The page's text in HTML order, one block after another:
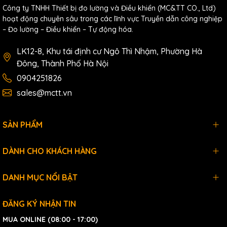
Built-in Web Server
Real Time
Công ty TNHH Thiết bị đo lường và Điều khiển (MC&TT CO., Ltd)
hoạt động chuyên sâu trong các lĩnh vực Truyền dẫn công nghiệp
– Đo lường – Điều khiển – Tự động hóa.
LK12-8, Khu tái định cư Ngô Thì Nhậm, Phường Hà
Đông, Thành Phố Hà Nội
0904251826
sales@mctt.vn
SẢN PHẨM
DÀNH CHO KHÁCH HÀNG
DANH MỤC NỔI BẬT
ĐĂNG KÝ NHẬN TIN
MUA ONLINE (08:00 - 17:00)